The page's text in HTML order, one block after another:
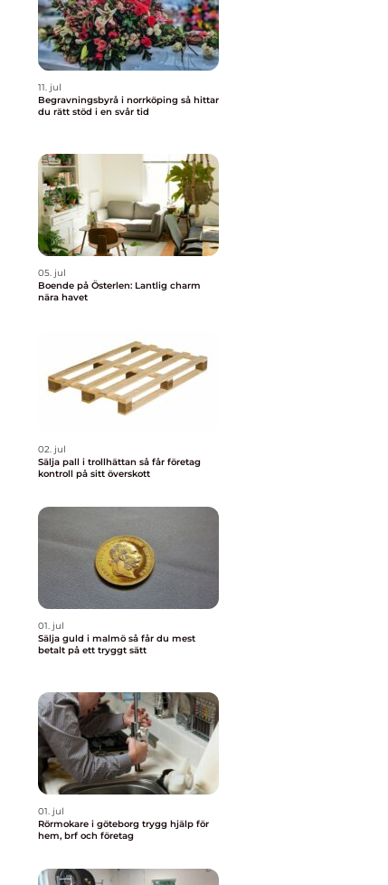
11. jul
Begravningsbyrå i norrköping så hittar
du rätt stöd i en svår tid
05. jul
Boende på Österlen: Lantlig charm
nära havet
02. jul
Sälja pall i trollhättan så får företag
kontroll på sitt överskott
01. jul
Sälja guld i malmö så får du mest
betalt på ett tryggt sätt
01. jul
Rörmokare i göteborg trygg hjälp för
hem, brf och företag